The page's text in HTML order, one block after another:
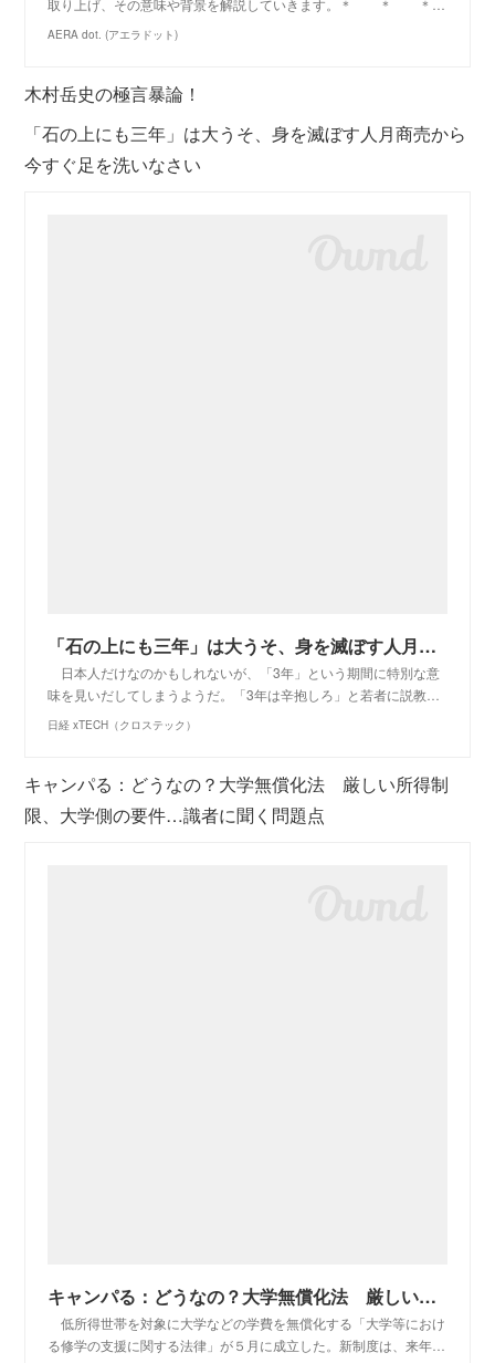
AERA dot. (アエラドット)
木村岳史の極言暴論！
「石の上にも三年」は大うそ、身を滅ぼす人月商売から
今すぐ足を洗いなさい
「石の上にも三年」は大うそ、身を滅ぼす人月商売から今すぐ足を洗いなさい
日本人だけなのかもしれないが、「3年」という期間に特別な意
味を見いだしてしまうようだ。「3年は辛抱しろ」と若者に説教…
日経 xTECH（クロステック）
キャンパる：どうなの？大学無償化法 厳しい所得制
限、大学側の要件…識者に聞く問題点
キャンパる：どうなの？大学無償化法 厳しい所得制限、大学側の要件…識者に聞く問題点 - 毎日新聞
低所得世帯を対象に大学などの学費を無償化する「大学等におけ
る修学の支援に関する法律」が５月に成立した。新制度は、来年…